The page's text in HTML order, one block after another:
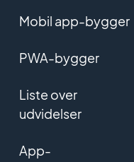
Mobil app-bygger
PWA-bygger
Liste over
udvidelser
App-